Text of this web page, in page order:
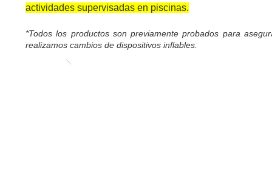
actividades supervisadas en piscinas.
*Todos los productos son previamente probados para
realizamos cambios de dispositivos inflables.